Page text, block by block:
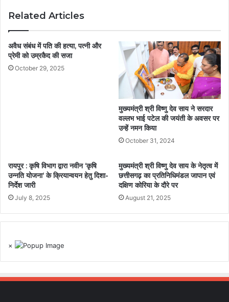
Related Articles
अवैध संबंध में पति की हत्या, पत्नी और
प्रेमी को उम्रकैद की सजा
October 29, 2025
मुख्यमंत्री श्री विष्णु देव साय ने सरदार
वल्लभ भाई पटेल की जयंती के अवसर पर
उन्हें नमन किया
October 31, 2024
रायपुर : कृषि विभाग द्वारा नवीन ‘कृषि
उन्नति योजना‘ के क्रियान्वयन हेतु दिशा-
निर्देश जारी
July 8, 2025
मुख्यमंत्री श्री विष्णु देव साय के नेतृत्व में
छत्तीसगढ़ का प्रतिनिधिमंडल जापान एवं
दक्षिण कोरिया के दौरे पर
August 21, 2025
×